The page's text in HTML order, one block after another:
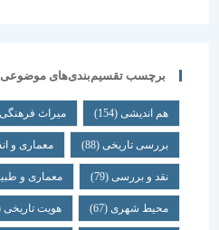
برچسب تقسیم‌بندی‌های موضوعی مقالات
هم اندیشی (154) میراث فرهنگی (109)
بررسی تاریخی (88) معماری و انسان (84)
نقد و بررسی (79) معماری و طبیعت (71)
محیط شهری(67) هویت تاریخی(67)